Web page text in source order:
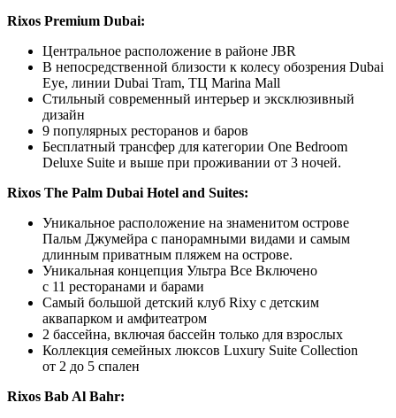
Rixos Premium Dubai:
Центральное расположение в районе JBR
В непосредственной близости к колесу обозрения Dubai
Eye, линии Dubai Tram, ТЦ Marina Mall
Стильный современный интерьер и эксклюзивный
дизайн
9 популярных ресторанов и баров
Бесплатный трансфер для категории One Bedroom
Deluxe Suite и выше при проживании от 3 ночей.
Rixos The Palm Dubai Hotel and Suites:
Уникальное расположение на знаменитом острове
Пальм Джумейра с панорамными видами и самым
длинным приватным пляжем на острове.
Уникальная концепция Ультра Все Включено
с 11 ресторанами и барами
Самый большой детский клуб Rixy с детским
аквапарком и амфитеатром
2 бассейна, включая бассейн только для взрослых
Коллекция семейных люксов Luxury Suite Collection
от 2 до 5 спален
Rixos Bab Al Bahr: